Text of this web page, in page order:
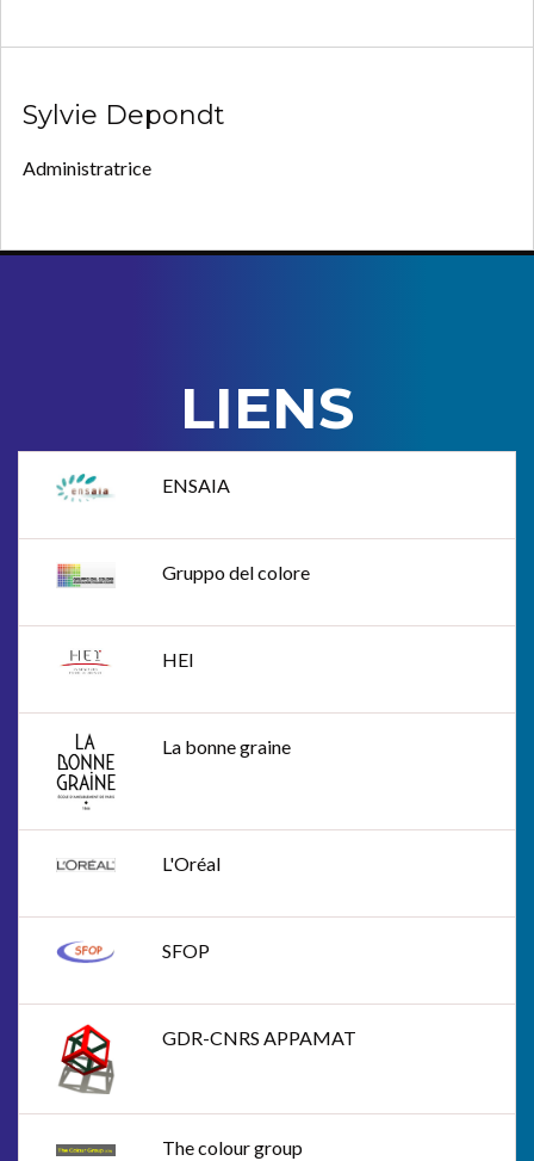
Sylvie Depondt
Administratrice
LIENS
ENSAIA
Gruppo del colore
HEI
La bonne graine
L'Oréal
SFOP
GDR-CNRS APPAMAT
The colour group